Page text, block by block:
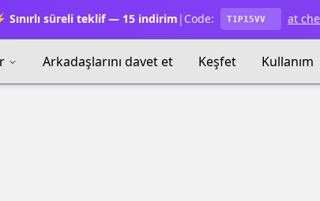
Sınırlı süreli teklif — 15 indirim | Code: T1P15VV at
Arkadaşlarını davet et Keşfet Kullanım